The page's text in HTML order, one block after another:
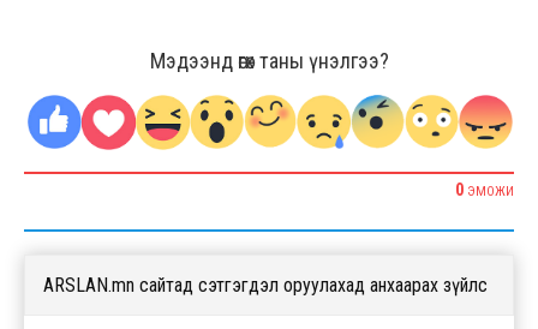
Мэдээнд өгөх таны үнэлгээ?
0 ЭМОЖИ
ARSLAN.mn сайтад сэтгэгдэл оруулахад анхаарах зүйлс